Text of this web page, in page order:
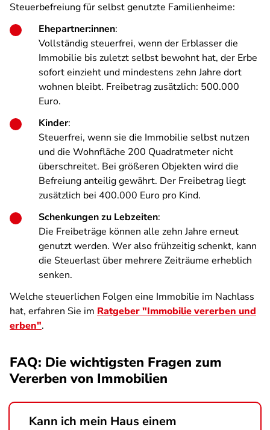
Steuerbefreiung für selbst genutzte Familienheime:
Ehepartner:innen:
Vollständig steuerfrei, wenn der Erblasser die
Immobilie bis zuletzt selbst bewohnt hat, der Erbe
sofort einzieht und mindestens zehn Jahre dort
wohnen bleibt. Freibetrag zusätzlich: 500.000
Euro.
Kinder:
Steuerfrei, wenn sie die Immobilie selbst nutzen
und die Wohnfläche 200 Quadratmeter nicht
überschreitet. Bei größeren Objekten wird die
Befreiung anteilig gewährt. Der Freibetrag liegt
zusätzlich bei 400.000 Euro pro Kind.
Schenkungen zu Lebzeiten:
Die Freibeträge können alle zehn Jahre erneut
genutzt werden. Wer also frühzeitig schenkt, kann
die Steuerlast über mehrere Zeiträume erheblich
senken.
Welche steuerlichen Folgen eine Immobilie im Nachlass
hat, erfahren Sie im Ratgeber "Immobilie vererben und
erben".
FAQ: Die wichtigsten Fragen zum
Vererben von Immobilien
Kann ich mein Haus einem